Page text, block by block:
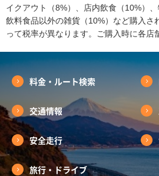
イクアウト（8%）、店内飲食（10%）、
飲料食品以外の雑貨（10%）など購入さ
って税率が異なります。ご購入時に各店
料金・ルート検索
交通情報
安全走行
旅行・ドライブ